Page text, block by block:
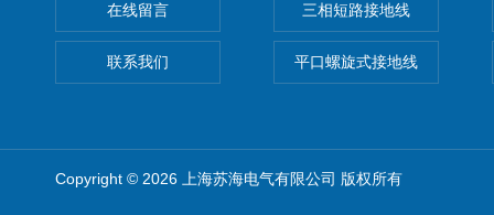
在线留言
联系我们
三相短路接地线
平口螺旋式接地线
Copyright © 2026 上海苏海电气有限公司 版权所有